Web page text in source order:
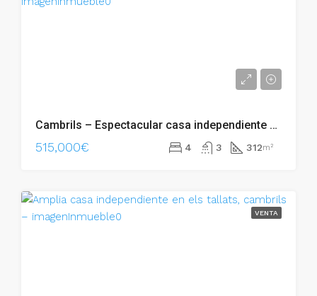
Cambrils – Espectacular casa independiente de 312 m2 en urbanización Els Tallets, Vilafort – 007.01619
515,000€ 4 3 312m²
VENTA